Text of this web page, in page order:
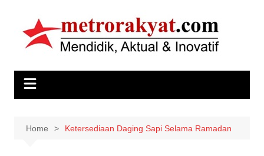
content
Home Ketersediaan Daging Sapi Selama Ramadan